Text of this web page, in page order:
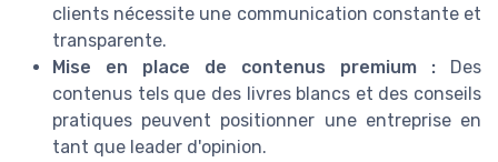
clients nécessite une communication constante et
transparente.
Mise en place de contenus premium : Des
contenus tels que des livres blancs et des conseils
pratiques peuvent positionner une entreprise en
tant que leader d'opinion.